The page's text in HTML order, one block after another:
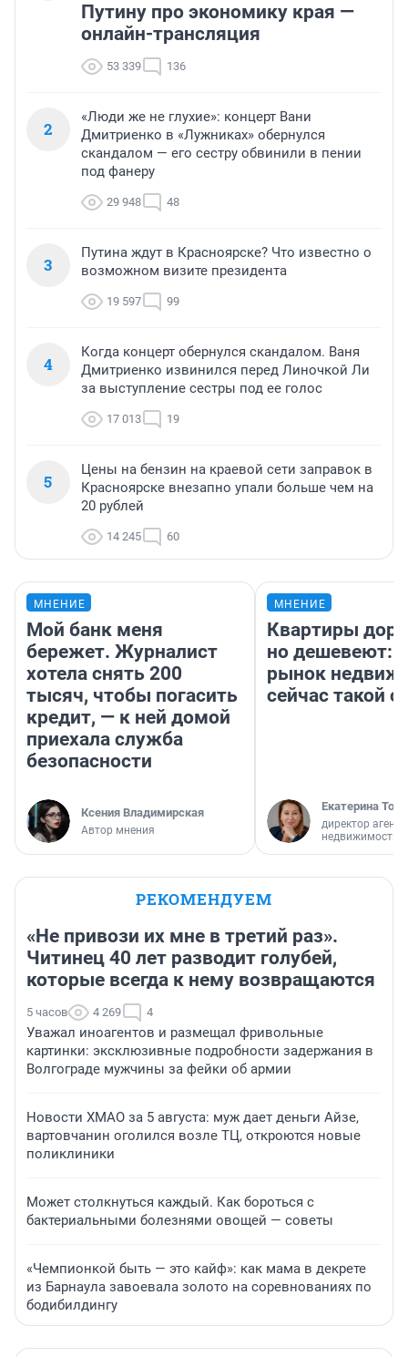
Путину про экономику края —
онлайн-трансляция
53 339 136
2
«Люди же не глухие»: концерт Вани
Дмитриенко в «Лужниках» обернулся
скандалом — его сестру обвинили в пении
под фанеру
29 948 48
3
Путина ждут в Красноярске? Что известно о
возможном визите президента
19 597 99
4
Когда концерт обернулся скандалом. Ваня
Дмитриенко извинился перед Линочкой Ли
за выступление сестры под ее голос
17 013 19
5
Цены на бензин на краевой сети заправок в
Красноярске внезапно упали больше чем на
20 рублей
14 245 60
МНЕНИЕ
Мой банк меня
бережет. Журналист
хотела снять 200
тысяч, чтобы погасить
кредит, — к ней домой
приехала служба
безопасности
Ксения Владимирская
Автор мнения
МНЕНИЕ
Квартиры
но дешевеют:
рынок
сейчас такой
Екатерина
директор
недвижимости
РЕКОМЕНДУЕМ
«Не привози их мне в третий раз».
Читинец 40 лет разводит голубей,
которые всегда к нему возвращаются
5 часов 4 269 4
Уважал иноагентов и размещал фривольные
картинки: эксклюзивные подробности задержания в
Волгограде мужчины за фейки об армии
Новости ХМАО за 5 августа: муж дает деньги Айзе,
вартовчанин оголился возле ТЦ, откроются новые
поликлиники
Может столкнуться каждый. Как бороться с
бактериальными болезнями овощей — советы
«Чемпионкой быть — это кайф»: как мама в декрете
из Барнаула завоевала золото на соревнованиях по
бодибилдингу